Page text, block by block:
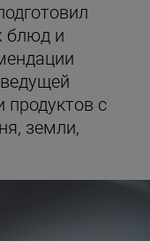
блюд и
продуктов с
земли,